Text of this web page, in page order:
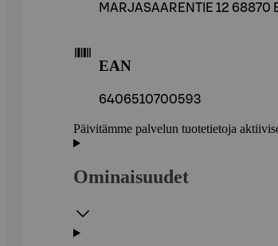
MARJASAARENTIE 12 68870
EAN
6406510700593
Päivitämme palvelun tuotetietoja
Ominaisuudet